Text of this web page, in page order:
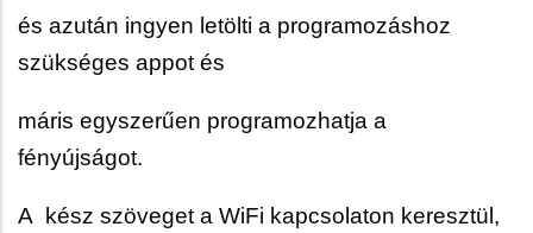
és azután ingyen letölti a programozáshoz
szükséges appot és
máris egyszerűen programozhatja a
fényújságot.
A kész szöveget a WiFi kapcsolaton keresztül,